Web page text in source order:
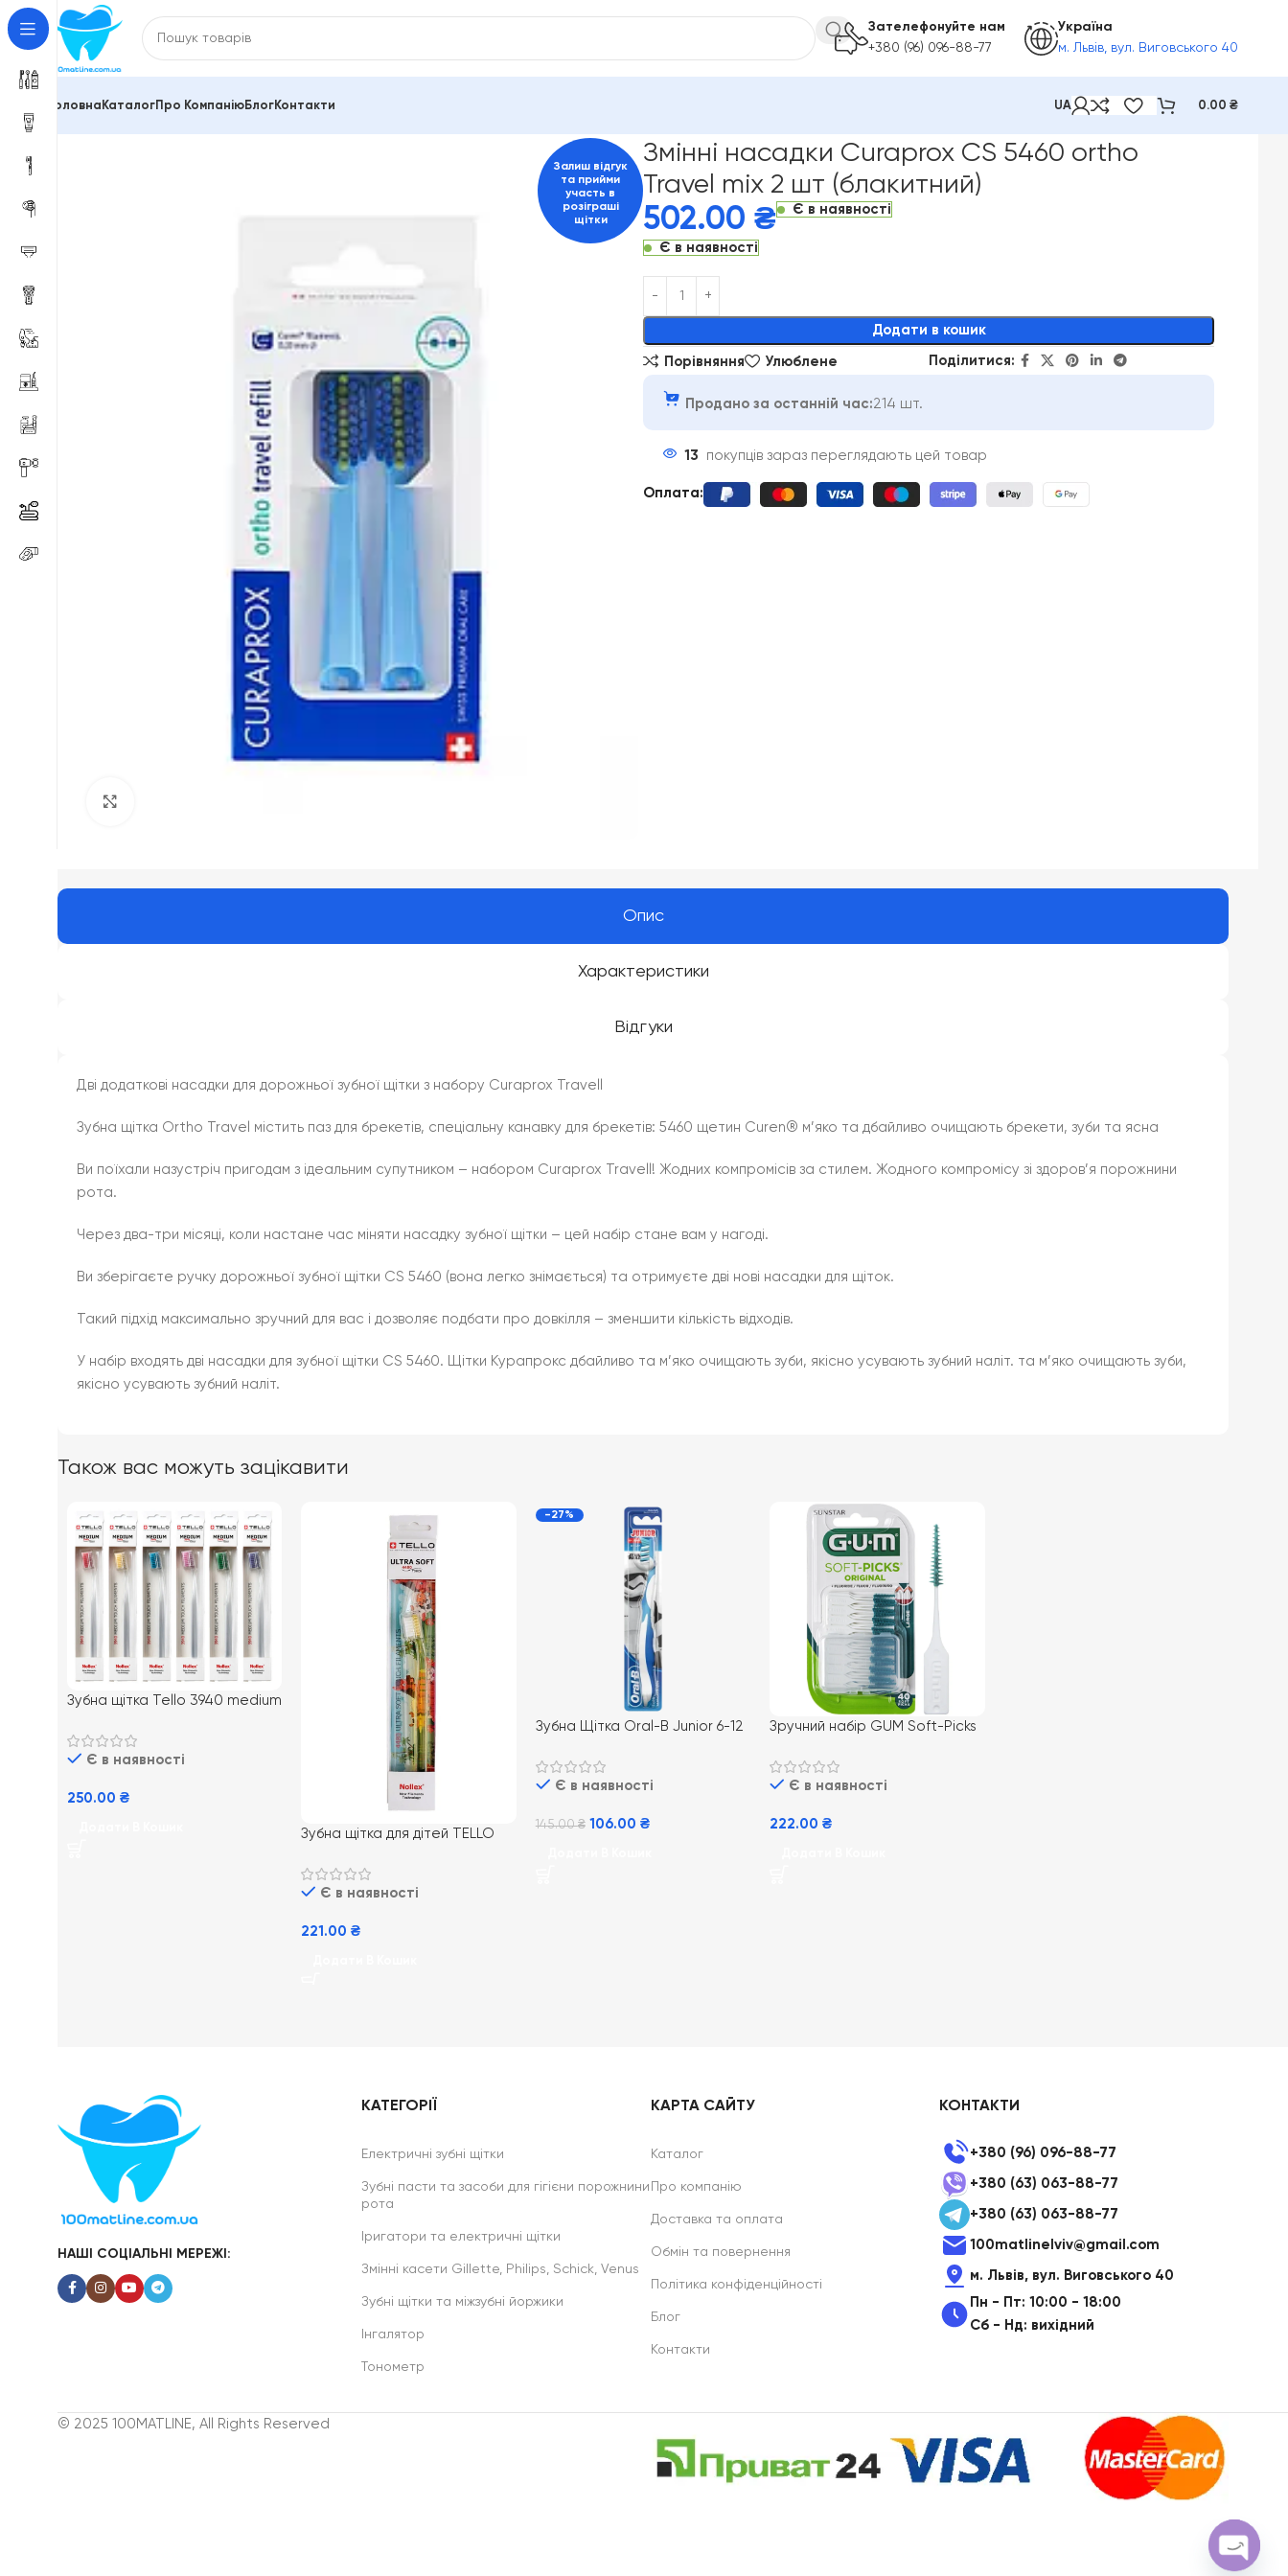
Зателефонуйте нам
+380 (96) 096-88-77
Україна
м. Львів, вул. Виговського 40
Головна КаталогПро КомпаніюБлогКонтакти UA 0.00 ₴
Залиш відгук
та прийми
участь в
розіграші
щітки
Змінні насадки Curaprox CS 5460 ortho
Travel mix 2 шт (блакитний)
502.00 ₴ Є в наявності
Є в наявності
Додати в кошик
Alternative:
Порівняння Улюблене Поділитися:
Продано за останній час:214 шт.
13 покупців зараз переглядають цей товар
Оплата:
Опис
Характеристики
Відгуки
Дві додаткові насадки для дорожньої зубної щітки з набору Curaprox Travell
Зубна щітка Ortho Travel містить паз для брекетів, спеціальну канавку для брекетів: 5460 щетин Curen® м’яко та дбайливо очищають брекети, зуби та ясна
Ви поїхали назустріч пригодам з ідеальним супутником – набором Curaprox Travell! Жодних компромісів за стилем. Жодного компромісу зі здоров’я порожнини
рота.
Через два-три місяці, коли настане час міняти насадку зубної щітки – цей набір стане вам у нагоді.
Ви зберігаєте ручку дорожньої зубної щітки CS 5460 (вона легко знімається) та отримуєте дві нові насадки для щіток.
Такий підхід максимально зручний для вас і дозволяє подбати про довкілля – зменшити кількість відходів.
У набір входять дві насадки для зубної щітки CS 5460. Щітки Курапрокс дбайливо та м’яко очищають зуби, якісно усувають зубний наліт. та м’яко очищають зуби,
якісно усувають зубний наліт.
Також вас можуть зацікавити
Зубна щітка Tello 3940 medium
Є в наявності
250.00 ₴
Зубна щітка для дітей TELLO
Є в наявності
221.00₴
-27%
Зубна Щітка Oral-B Junior 6-12
Є в наявності
145.00₴ 106.00 ₴
Зручний набір GUM Soft-Picks
щоденного догляду за зубами
Є в наявності
222.00₴
НАШІ СОЦІАЛЬНІ МЕРЕЖІ:
КАТЕГОРІЇ
Електричні зубні щітки
Зубні пасти та засоби для гігієни порожнини
рота
Іригатори та електричні щітки
Змінні касети Gillette, Philips, Schick, Venus
Зубні щітки та міжзубні йоржики
Інгалятор
Тонометр
КАРТА САЙТУ
Каталог
Про компанію
Доставка та оплата
Обмін та повернення
Політика конфіденційності
Блог
Контакти
КОНТАКТИ
+380 (96) 096-88-77
+380 (63) 063-88-77
+380 (63) 063-88-77
100matlinelviv@gmail.com
м. Львів, вул. Виговського 40
Пн - Пт: 10:00 - 18:00
Сб - Нд: вихідний
© 2025 100MATLINE, All Rights Reserved